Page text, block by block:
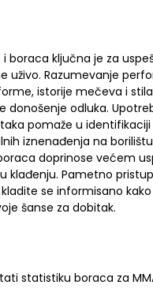
boraca ključna je za
uživo. Razumevanje
istorije mečeva i
donošenje odluka.
pomaže u
iznenađenja na
doprinose većem
klađenju. Pametno
se informisano
šanse za dobitak.
statistiku boraca za